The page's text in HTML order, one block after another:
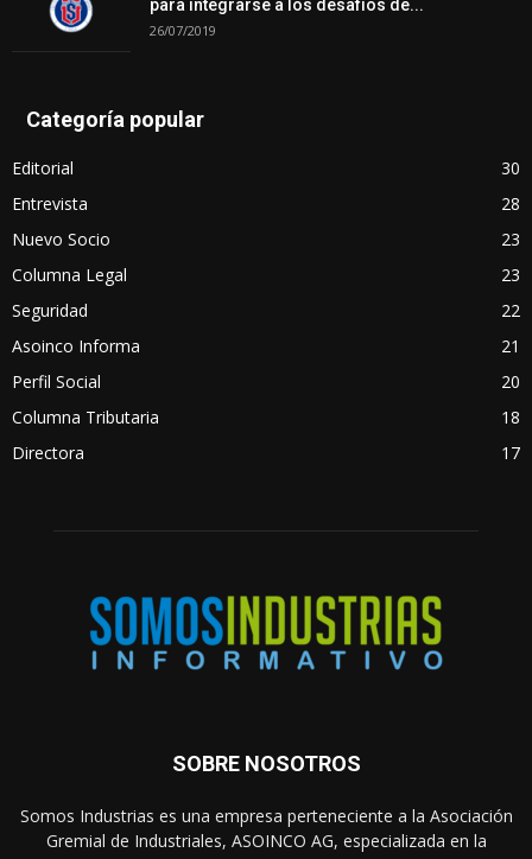
para integrarse a los desafíos de...
26/07/2019
Categoría popular
Editorial
30
Entrevista
28
Nuevo Socio
23
Columna Legal
23
Seguridad
22
Asoinco Informa
21
Perfil Social
20
Columna Tributaria
18
Directora
17
SOBRE NOSOTROS
Somos Industrias es una empresa perteneciente a la Asociación
Gremial de Industriales, ASOINCO AG, especializada en la